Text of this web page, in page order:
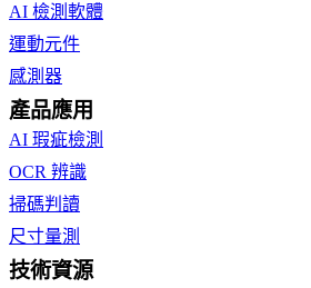
AI 檢測軟體
運動元件
感測器
產品應用
AI 瑕疵檢測
OCR 辨識
掃碼判讀
尺寸量測
技術資源